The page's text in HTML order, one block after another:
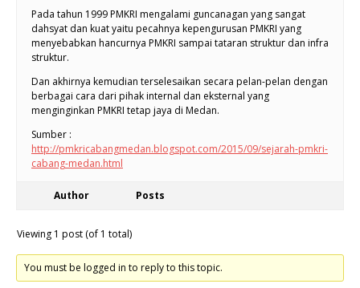
Pada tahun 1999 PMKRI mengalami guncanagan yang sangat
dahsyat dan kuat yaitu pecahnya kepengurusan PMKRI yang
menyebabkan hancurnya PMKRI sampai tataran struktur dan infra
struktur.
Dan akhirnya kemudian terselesaikan secara pelan-pelan dengan
berbagai cara dari pihak internal dan eksternal yang
menginginkan PMKRI tetap jaya di Medan.
Sumber :
http://pmkricabangmedan.blogspot.com/2015/09/sejarah-pmkri-
cabang-medan.html
Author Posts
Viewing 1 post (of 1 total)
You must be logged in to reply to this topic.